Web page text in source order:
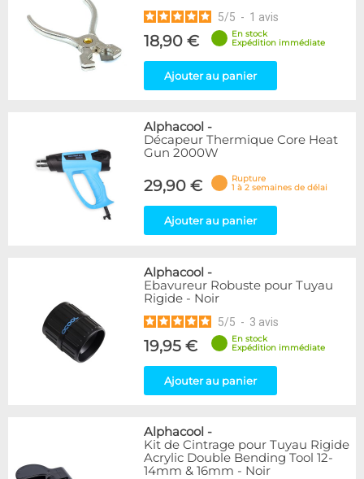
5/5 - 1 avis
18,90 €
En stock
Expédition immédiate
Ajouter au panier
Alphacool -
Décapeur Thermique Core Heat
Gun 2000W
29,90 €
Rupture
1 à 2 semaines de délai
Ajouter au panier
Alphacool -
Ebavureur Robuste pour Tuyau
Rigide - Noir
5/5 - 3 avis
19,95 €
En stock
Expédition immédiate
Ajouter au panier
Alphacool -
Kit de Cintrage pour Tuyau Rigide
Acrylic Double Bending Tool 12-
14mm & 16mm - Noir